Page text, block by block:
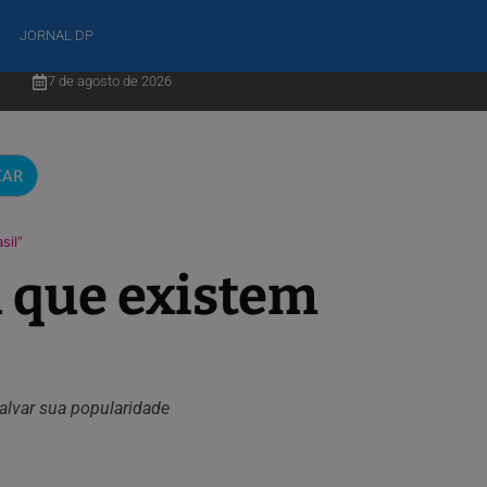
JORNAL DP
7 de agosto de 2026
que existem
sua popularidade